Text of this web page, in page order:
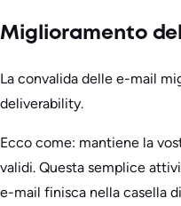
Miglioramento
La convalida delle e-mail
deliverability.
Ecco come: mantiene la
validi. Questa semplice
e-mail finisca nella casella